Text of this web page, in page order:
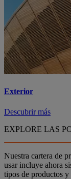
Exterior
Descubrir más
EXPLORE LAS
Nuestra cartera de
usar incluye ahora
tipos de productos